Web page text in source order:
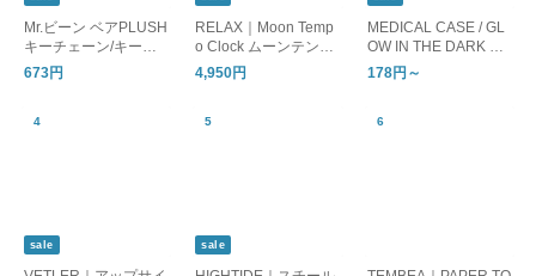
Mr.ビーン ベアPLUSH
キーチェーン/キーホ
ルダー
673円
RELAX｜Moon Temp
o Clock ムーンテンポ
クロック/置時計 目覚
まし時計
4,950円
MEDICAL CASE / GL
OW IN THE DARK ピ
ルケース 蓄光
178円～
sale sale